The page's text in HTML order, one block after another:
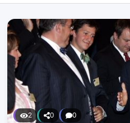
2 0 0